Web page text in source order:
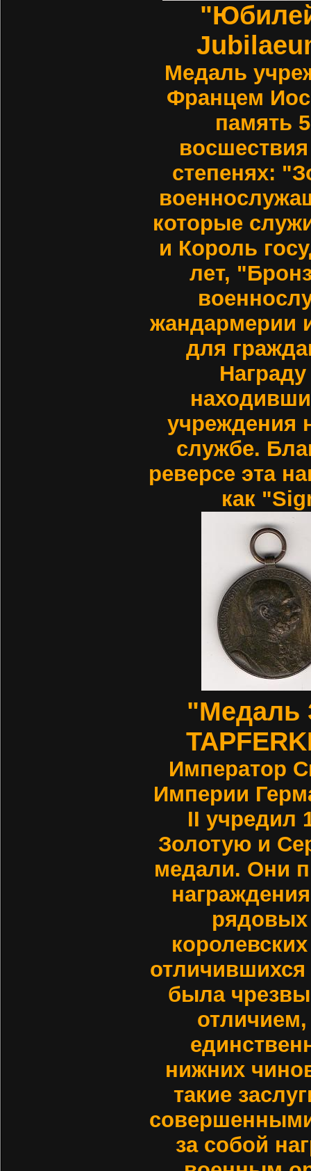
Медаль
Францем
память
степенях:
которые
и Король
лет,
жандармерии
для
учреждения
службе.
реверсе эта
как
"Медаль
Император
Империи
ІІ учредил
Золотую и
медали. Они
рядовых
была
нижних
такие
за собой